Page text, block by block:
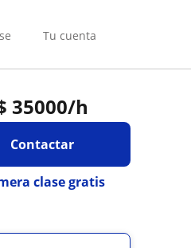
Tu cuenta
35000/h
Contactar
clase gratis